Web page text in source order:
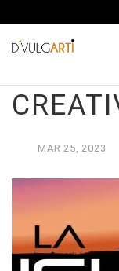
MAR 25, 2023